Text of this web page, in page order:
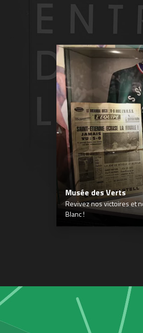
Musée des Verts
Revivez nos victoires et
Blanc !